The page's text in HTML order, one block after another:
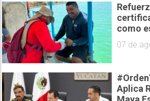
como
07 de
Aplica